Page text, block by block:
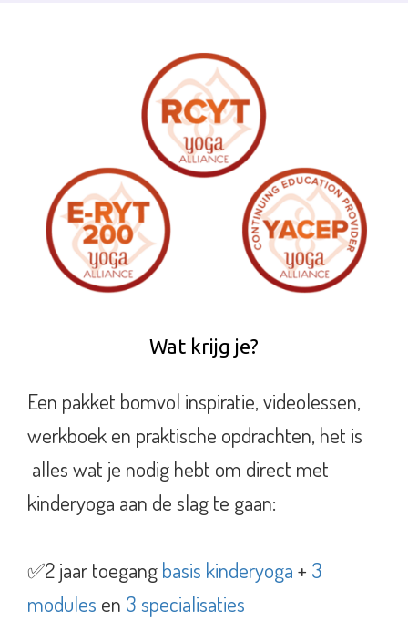
Wat krijg je?
Een pakket bomvol inspiratie, videolessen,
werkboek en praktische opdrachten, het is
alles wat je nodig hebt om direct met
kinderyoga aan de slag te gaan:
✅2 jaar toegang basis kinderyoga + 3
modules en 3 specialisaties